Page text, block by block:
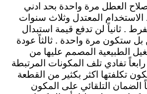
العطل مرة واحدة بحد ادني
المعتدل وثلاث سنوات
. ثانياً لن تدفع قيمة استبدال
بل ستكون مرة واحدة . ثالثاً عودة
الطبيعية المصمم عليها من
تفادي تلف المكونات المرتبطة
تكلفتها اكثر بكثير من القطعة
الضمان التلقائي على المكون